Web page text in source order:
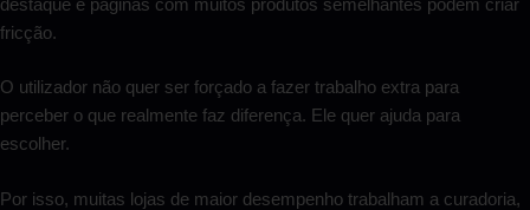
fricção.
O utilizador não quer ser forçado a fazer trabalho extra para
perceber o que realmente faz diferença. Ele quer ajuda para
escolher.
Por isso, muitas lojas de maior desempenho trabalham a curadoria,